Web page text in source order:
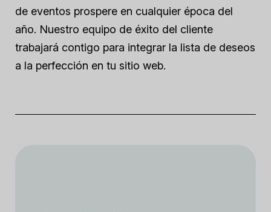
de eventos prospere en cualquier época del
año. Nuestro equipo de éxito del cliente
trabajará contigo para integrar la lista de deseos
a la perfección en tu sitio web.